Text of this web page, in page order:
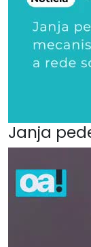
Janja